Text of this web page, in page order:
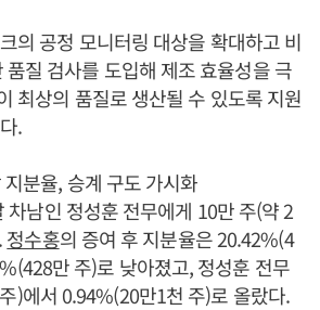
의 공정 모니터링 대상을 확대하고 비
품질 검사를 도입해 제조 효율성을 극
최상의 품질로 생산될 수 있도록 지원
.
분율, 승계 구도 가시화
차남인 정성훈 전무에게 10만 주(약 2
정수홍의 증여 후 지분율은 20.42%(4
만 주)로 낮아졌고, 정성훈 전무
)에서 0.94%(20만1천 주)로 올랐다.